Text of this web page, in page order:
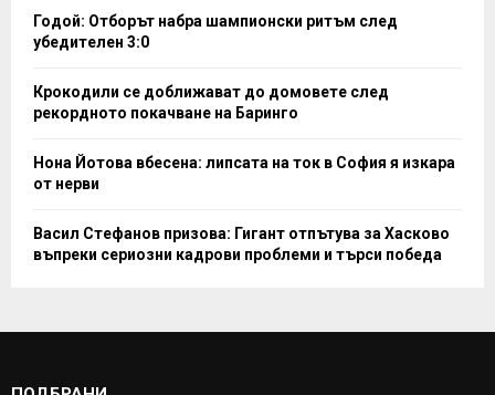
Годой: Отборът набра шампионски ритъм след
убедителен 3:0
Крокодили се доближават до домовете след
рекордното покачване на Баринго
Нона Йотова вбесена: липсата на ток в София я изкара
от нерви
Васил Стефанов призова: Гигант отпътува за Хасково
въпреки сериозни кадрови проблеми и търси победа